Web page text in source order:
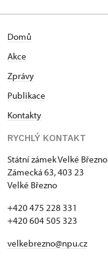
Domů
Akce
Zprávy
Publikace
Kontakty
RYCHLÝ KONTAKT
Státní zámek Velké Březno
Zámecká 63, 403 23
Velké Březno
+420 475 228 331
+420 604 505 323
velkebrezno@npu.cz